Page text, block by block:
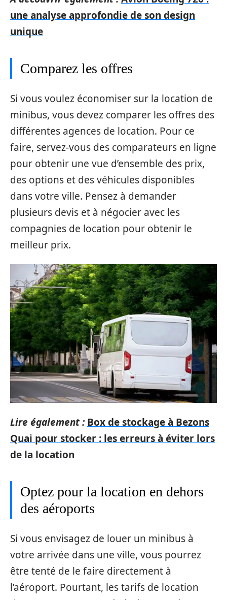
une analyse approfondie de son design
unique
Comparez les offres
Si vous voulez économiser sur la location de
minibus, vous devez comparer les offres des
différentes agences de location. Pour ce
faire, servez-vous des comparateurs en ligne
pour obtenir une vue d’ensemble des prix,
des options et des véhicules disponibles
dans votre ville. Pensez à demander
plusieurs devis et à négocier avec les
compagnies de location pour obtenir le
meilleur prix.
Lire également : Box de stockage à Bezons
Quai pour stocker : les erreurs à éviter lors
de la location
Optez pour la location en dehors
des aéroports
Si vous envisagez de louer un minibus à
votre arrivée dans une ville, vous pourrez
être tenté de le faire directement à
l’aéroport. Pourtant, les tarifs de location